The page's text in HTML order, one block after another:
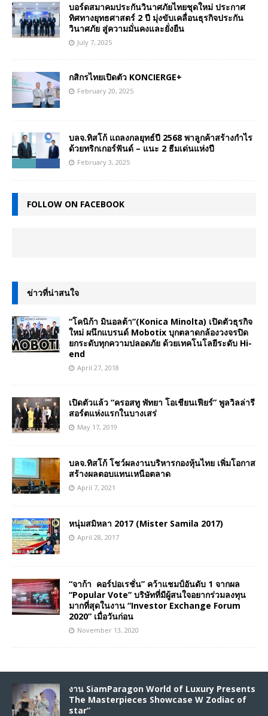
บอร์ดสมาคมประกันวินาศภัยไทยชุดใหม่ ประกาศ
ทิศทางยุทธศาสตร์ 2 ปี มุ่งขับเคลื่อนธุรกิจประกัน
วินาศภัย สู่ความมั่นคงและยั่งยืน
July 7, 2025
กสิกรไทยเปิดตัว KONCIERGE+
February 20, 2025
บลจ.ทิสโก้ แถลงกลยุทธ์ปี 2568 พาลูกค้าสร้างกำไร
ด้วยทริกเกอร์ฟันด์ – แนะ 2 ธีมเด่นแห่งปี
February 3, 2025
FOLLOW ON FACEBOOK
ข่าวที่น่าสนใจ
“โคนิก้า มินอลต้า”(Konica Minolta) เปิดตัวธุรกิจ
ใหม่ ผนึกแบรนด์ Mobotix บุกตลาดกล้องวงจรปิด
ยกระดับทุกความปลอดภัย ด้วยเทคโนโลยีระดับ Hi-
end
April 27, 2018
เปิดตัวแล้ว “ครอสทู พัทยา โอเชียนเฟียร์” พูลวิลล่ารี
สอร์ตแห่งแรกในบางเสร่
May 17, 2019
บลจ.ทิสโก้ โชว์ผลงานบริหารกองหุ้นไทย เพิ่มโอกาส
สร้างผลตอบแทนเหนือตลาด
April 7, 2021
หนุ่มสมิหลา 2017 (Mister Samila 2017)
April 28, 2017
“จาก้า คอร์ปอเรชั่น” คว้าแชมป์อันดับ 1 จากผล
“Popular Vote” บริษัทที่มีผู้สนใจอยากร่วมลงทุน
มากที่สุดในงาน “Investor Exchange Forum
2020” เมื่อวันก่อน
November 13, 2020
งาน SiamParagon World of Luxury Presents
The Masterpieces Showcase W Zodiac of
star”